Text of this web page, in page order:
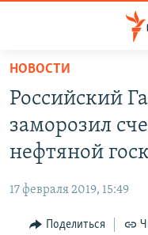
Вернуться
основному
содержанию
Вернутся
главной
навигации
Вернутся
ГРУЗ 200
11 ЛЕТ ОККУПАЦИИ
ВОДА
ЕЩЕ
ИНТЕРАКТИВ
РАДІО СВОБОДА
НОВОСТИ
Российский
заморозил
нефтяной
17 февраля 2019, 15:49
Поделиться